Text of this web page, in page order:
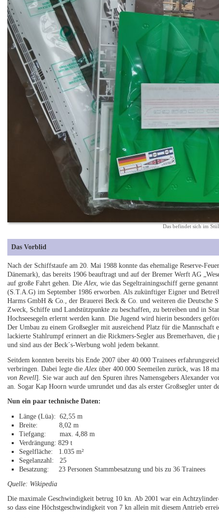
Das befindet sich im
Das Vorblid
Nach der Schiffstaufe am 20. Mai 1988 konnte das ehemalige Reserve-
Dänemark), das bereits 1906 beauftragt und auf der Bremer Werft AG
auf große Fahrt gehen. DieAlex, wie das Segeltrainingsschiff gerne
(S.T.A.G) im September 1986 erworben. Als zukünftiger Eigner und
Harms GmbH & Co., der Brauerei Beck & Co. und weiteren die
Zweck, Schiffe und Landstützpunkte zu beschaffen, zu betreiben und in
Hochseesegeln erlernt werden kann. Die Jugend wird hierin besonders
Der Umbau zu einem Großsegler mit ausreichend Platz für die
lackierte Stahlrumpf erinnert an die Rickmers-Segler aus Bremerhaven,
und sind aus der Beck´s-Werbung wohl jedem bekannt.
Seitdem konnten bereits bis Ende 2007 über 40.000 Trainees
verbringen. Dabei legte dieAlex über 400.000 Seemeilen zurück, was 18
von Revell]. Sie war auch auf den Spuren ihres Namensgebers Alexander
an. Sogar Kap Hoorn wurde umrundet und das als erster Großsegler unter
Nun ein paar technische Daten:
Länge (Lüa): 62,55 m
Breite: 8,02 m
Tiefgang: max. 4,88 m
Verdrängung: 829 t
Segelfläche: 1.035 m²
Segelanzahl: 25
Besatzung: 23 Personen Stammbesatzung und bis zu 36 Trainees
Quelle: Wikipedia
Die maximale Geschwindigkeit betrug 10 kn. Ab 2001 war ein
so dass eine Höchstgeschwindigkeit von 7 kn allein mit diesem Antrieb